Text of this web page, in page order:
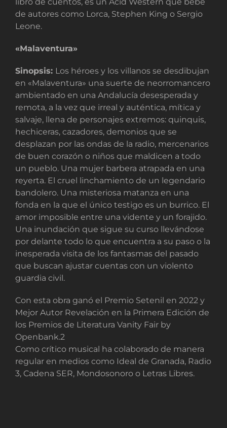
de autores como Lorca, Stephen King o Sergio
Leone.
«Malaventura»
Sinopsis: Los héroes y los villanos se desdibujan
en «Malaventura» una suerte de neorromancero
ambientado en una Andalucía desesperada y
remota, a la vez que irreal y auténtica, mítica y
salvaje, llena de personajes extremos: quinquis,
hechiceras, cazadores, demonios que se
desplazan por las ondas de la radio, mercenarios
de buen corazón o niños que maldicen a todo
un pueblo. Una mujer barbera atrapada en una
reyerta. El cruel linchamiento de un legendario
bandolero. Una misteriosa matanza en una
fonda en la que el único testigo es un burrico. El
amor imposible entre una vidente y un forajido.
Una inundación que sigue su curso llevándose
por delante todo lo que encuentra a su paso o la
inesperada visita de los fantasmas del pasado
que buscan ajustar cuentas con un violento
guardia civil.
Con esta obra ganó el Premio Setenil en 2022 y
Mejor Autor Revelación en la Primera Edición de
los Premios de Literatura Vanity Fair by
Openbank.2​
Como crítico musical ha colaborado de manera
regular en medios como Ideal de Granada, Radio
3, Cadena SER, Mondosonoro o Letras Libres.